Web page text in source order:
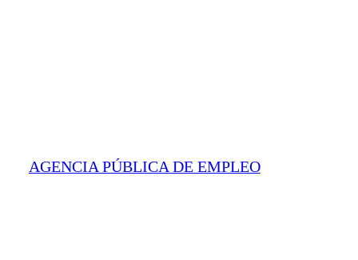
AGENCIA PÚBLICA DE EMPLEO